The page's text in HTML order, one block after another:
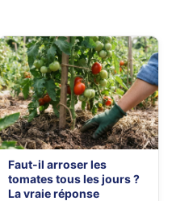
Faut-il arroser les
tomates tous les jours ?
La vraie réponse